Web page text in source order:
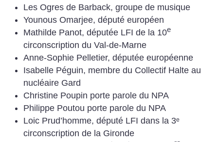
Les Ogres de Barback, groupe de musique
Younous Omarjee, député européen
Mathilde Panot, députée LFI de la 10e
circonscription du Val-de-Marne
Anne-Sophie Pelletier, députée européenne
Isabelle Péguin, membre du Collectif Halte au
nucléaire Gard
Christine Poupin porte parole du NPA
Philippe Poutou porte parole du NPA
Loic Prud’homme, député LFI dans la 3ᵉ
circonscription de la Gironde